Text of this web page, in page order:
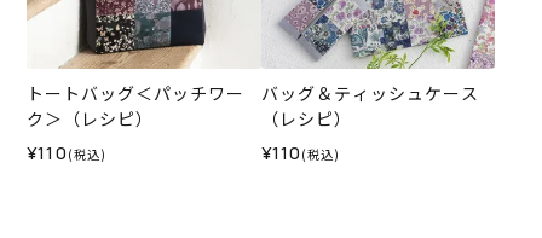
トートバッグ＜パッチワー
ク＞（レシピ）
¥110 (税込)
バッグ＆ティッシュケース
（レシピ）
¥110 (税込)